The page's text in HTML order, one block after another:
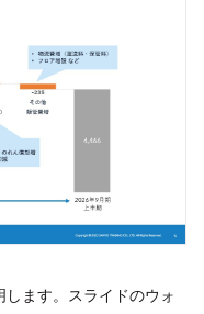
します。スライドのウォ